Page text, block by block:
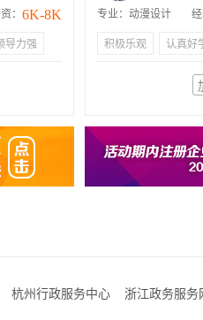
： 6K-8K
导力强
专业：动漫设计
积极乐观 认真好
杭州行政服务中心 浙江政务服务